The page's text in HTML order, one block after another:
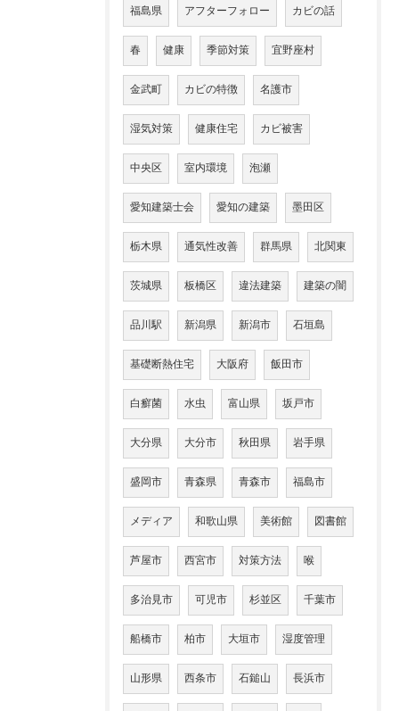
福島県 アフターフォロー カビの話
春 健康 季節対策 宜野座村
金武町 カビの特徴 名護市
湿気対策 健康住宅 カビ被害
中央区 室内環境 泡瀬
愛知建築士会 愛知の建築 墨田区
栃木県 通気性改善 群馬県 北関東
茨城県 板橋区 違法建築 建築の闇
品川駅 新潟県 新潟市 石垣島
基礎断熱住宅 大阪府 飯田市
白癬菌 水虫 富山県 坂戸市
大分県 大分市 秋田県 岩手県
盛岡市 青森県 青森市 福島市
メディア 和歌山県 美術館 図書館
芦屋市 西宮市 対策方法 喉
多治見市 可児市 杉並区 千葉市
船橋市 柏市 大垣市 湿度管理
山形県 西条市 石鎚山 長浜市